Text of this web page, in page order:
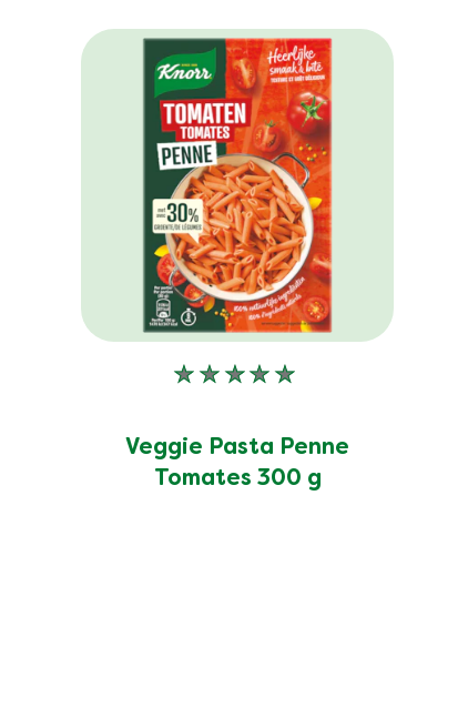
Veggie Pasta Penne
Tomates 300 g
Aucune
pour
ce